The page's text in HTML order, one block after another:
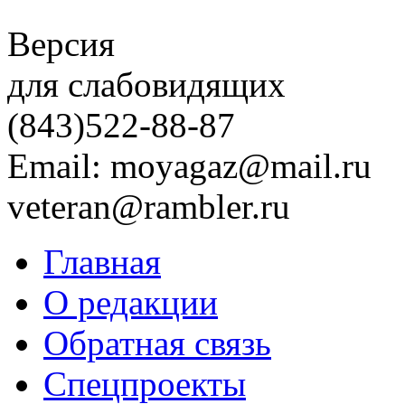
Версия
для слабовидящих
(843)522-88-87
Email: moyagaz@mail.ru
veteran@rambler.ru
Главная
О редакции
Обратная связь
Спецпроекты